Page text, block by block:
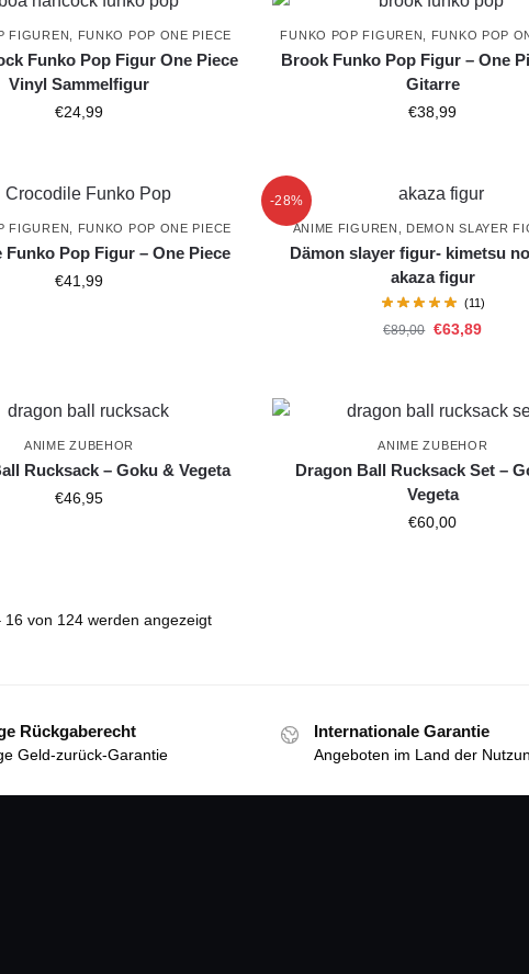
FIGUREN FUNKO POP ONE PIECE
Funko Pop Figur One Piece
Vinyl Sammelfigur
€24,99
FUNKO POP FIGUREN FUNKO POP
Brook Funko Pop Figur – One
Gitarre
€38,99
FIGUREN FUNKO POP ONE PIECE
Funko Pop Figur – One Piece
€41,99
-28%
ANIME FIGUREN DEMON SLAYER
Dämon slayer figur- kimetsu
akaza figur
(11)
€89,00 €63,89
ANIME ZUBEHOR
Rucksack – Goku & Vegeta
€46,95
ANIME ZUBEHOR
Dragon Ball Rucksack Set –
Vegeta
€60,00
16 von 124 werden angezeigt
Rückgaberecht
Geld-zurück-Garantie
Internationale Garantie
Angeboten im Land der